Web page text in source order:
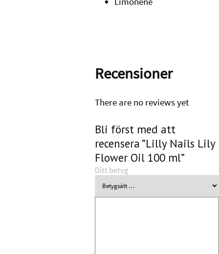
Recensioner
There are no reviews yet
Bli först med att
recensera ”Lilly Nails Lily
Flower Oil 100 ml”
Ditt betyg